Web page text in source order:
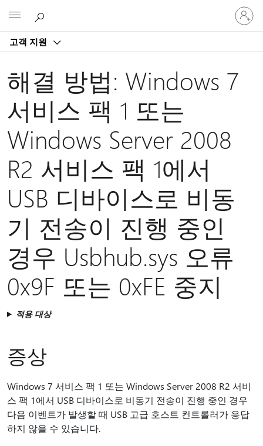
고객 지원
귀
하
계
그
인
해결 방법: Windows 7
서비스 팩 1 또는
Windows Server 2008
R2 서비스 팩 1에서
USB 디바이스로 비동
기 전송이 진행 중인
경우 Usbhub.sys 오류
0x9F 또는 0xFE 중지
적용 대상
증상
Windows 7 서비스 팩 1 또는 Windows Server 2008 R2 서비
스 팩 1에서 USB 디바이스로 비동기 전송이 진행 중인 경우
다음 이벤트가 발생할 때 USB 고급 호스트 컨트롤러가 응답
하지 않을 수 있습니다.